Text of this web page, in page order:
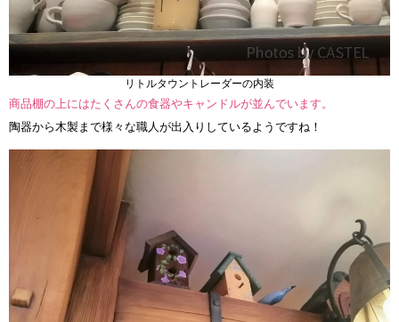
リトルタウントレーダーの内装
商品棚の上にはたくさんの食器やキャンドルが並んでいます。
陶器から木製まで様々な職人が出入りしているようですね！